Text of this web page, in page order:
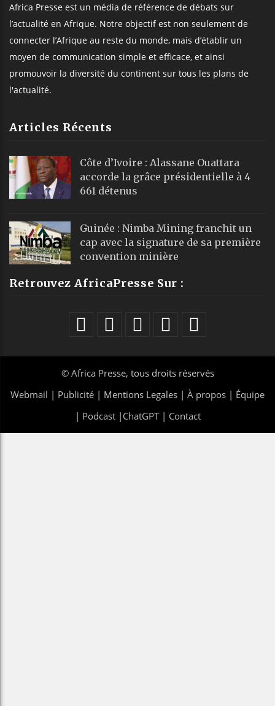
Africa Presse est un média de référence de débats sur
l’actualité en Afrique. Notre objectif est non seulement de
connecter l’Afrique au reste du monde, mais d’établir un
moyen de communication simple et efficace, et ainsi
promouvoir la diversité du continent sur tous les plans de
l'actualité.
Articles Récents
Côte d’Ivoire : Alassane Ouattara
accorde la grâce présidentielle à 4
661 détenus
Guinée : Nimba Mining franchit un
cap avec la signature de sa première
convention minière
Retrouvez AfricaPresse Sur :
© Africa Presse, tous droits réservés
Webmail | Publicité | Mentions Legales | À propos | Équipe
| Podcast| ChatGPT| Contact